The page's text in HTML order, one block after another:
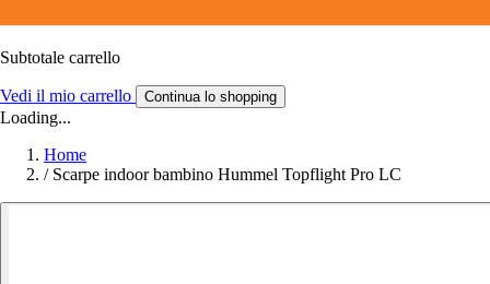
Subtotale carrello
Vedi il mio carrello Continua lo shopping
Loading...
Home
/ Scarpe indoor bambino Hummel Topflight Pro LC